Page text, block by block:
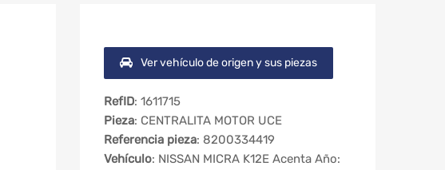
Ver vehículo de origen y sus piezas
RefID: 1611715
Pieza: CENTRALITA MOTOR UCE
Referencia pieza: 8200334419
Vehículo: NISSAN MICRA K12E Acenta Año: